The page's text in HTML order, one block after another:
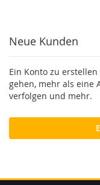
Neue Kunden
Ein Konto zu
gehen, mehr als eine
verfolgen und mehr.